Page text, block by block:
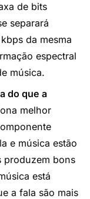
de bits
separará
da mesma
espectral
música.
do que a
melhor
e música estão
produzem bons
está
a fala são mais